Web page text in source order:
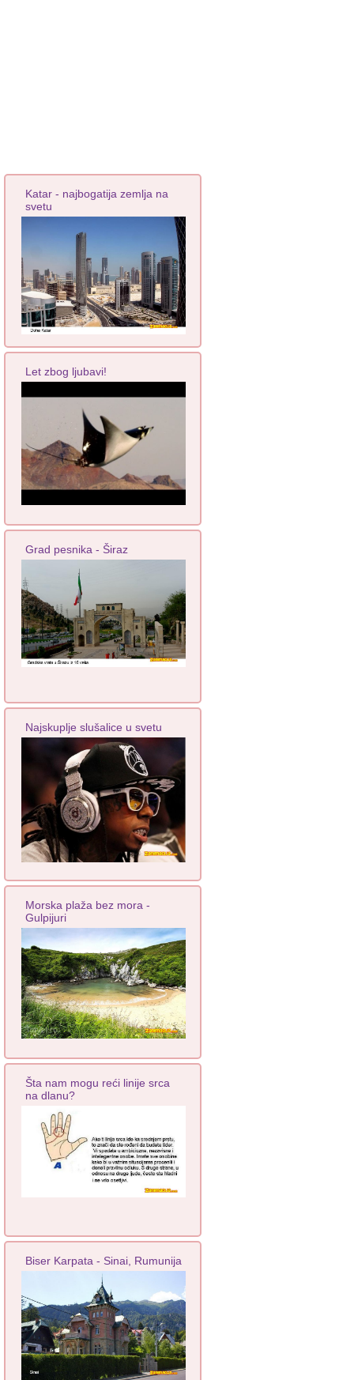
Katar - najbogatija zemlja na
svetu
Let zbog ljubavi!
Grad pesnika - Širaz
Najskuplje slušalice u svetu
Morska plaža bez mora -
Gulpijuri
Šta nam mogu reći linije srca
na dlanu?
Biser Karpata - Sinai, Rumunija